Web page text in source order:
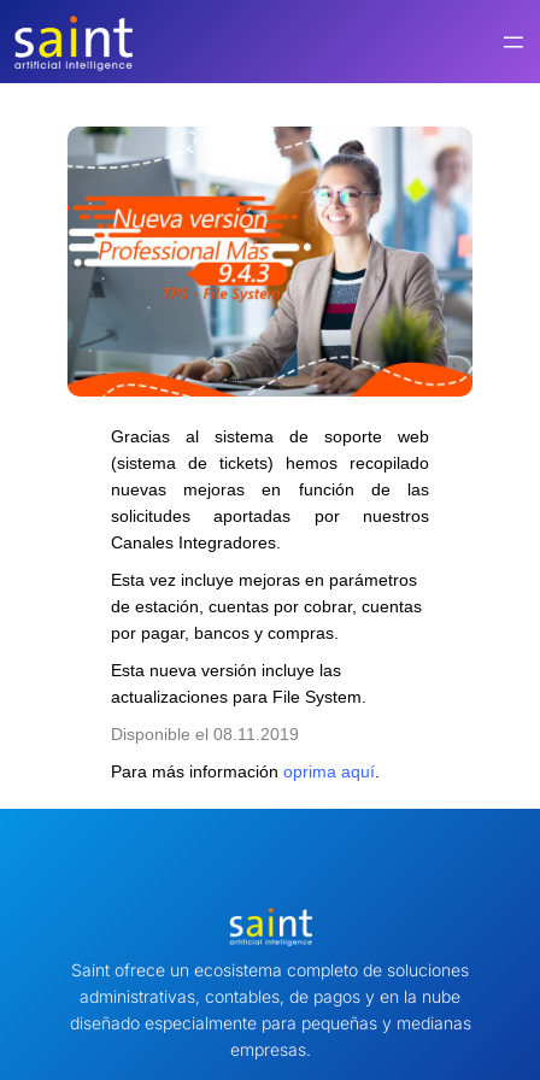
contenido
Gracias al sistema de soporte web
(sistema de tickets) hemos recopilado
nuevas mejoras en función de las
solicitudes aportadas por nuestros
Canales Integradores.
Esta vez incluye mejoras en parámetros
de estación, cuentas por cobrar, cuentas
por pagar, bancos y compras.
Esta nueva versión incluye las
actualizaciones para File System
Disponible el 08.11.2019
Para más información oprima aquí.
Saint ofrece un ecosistema completo de soluciones
administrativas, contables, de pagos y en la nube
diseñado especialmente para pequeñas y medianas
empresas.